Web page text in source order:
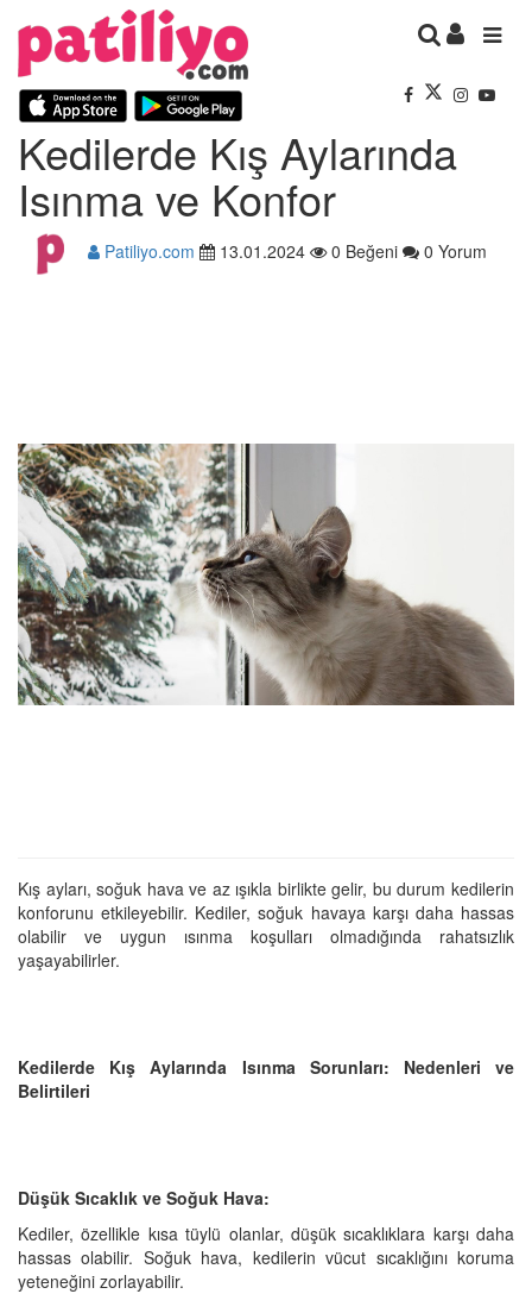
Kedilerde Kış Aylarında
Isınma ve Konfor
Patiliyo.com 13.01.2024 0 Beğeni 0 Yorum
Kış ayları, soğuk hava ve az ışıkla birlikte gelir, bu durum kedilerin
konforunu etkileyebilir. Kediler, soğuk havaya karşı daha hassas
olabilir ve uygun ısınma koşulları olmadığında rahatsızlık
yaşayabilirler.
Kedilerde Kış Aylarında Isınma Sorunları: Nedenleri ve
Belirtileri
Düşük Sıcaklık ve Soğuk Hava:
Kediler, özellikle kısa tüylü olanlar, düşük sıcaklıklara karşı daha
hassas olabilir. Soğuk hava, kedilerin vücut sıcaklığını koruma
yeteneğini zorlayabilir.